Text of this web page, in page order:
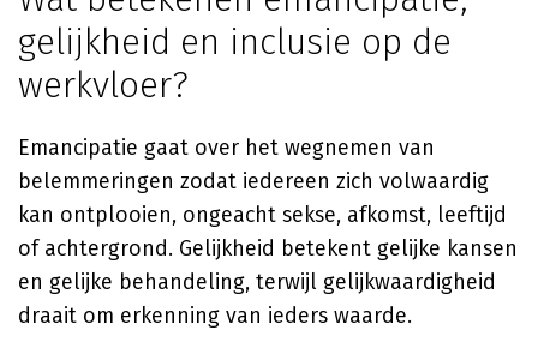
gelijkheid en inclusie op de
werkvloer?
Emancipatie gaat over het wegnemen van
belemmeringen zodat iedereen zich volwaardig
kan ontplooien, ongeacht sekse, afkomst, leeftijd
of achtergrond. Gelijkheid betekent gelijke kansen
en gelijke behandeling, terwijl gelijkwaardigheid
draait om erkenning van ieders waarde.